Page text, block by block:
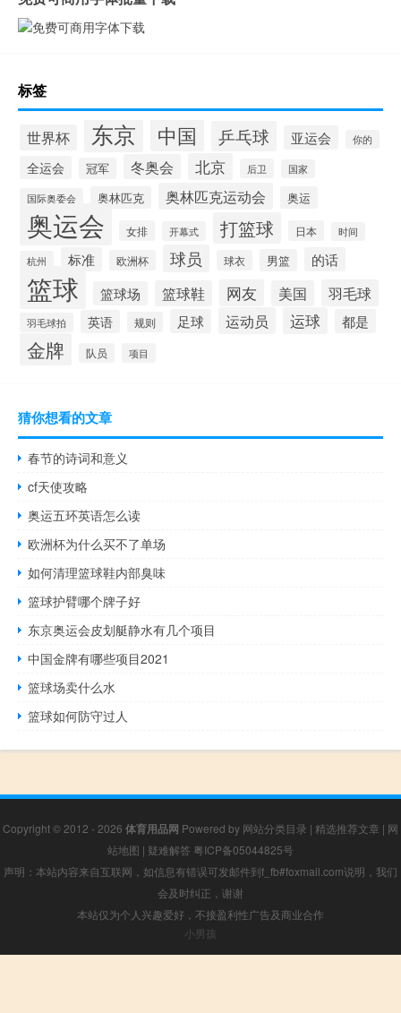
标签
世界杯 东京 中国 乒乓球 亚运会 你的
全运会 冠军 冬奥会 北京 后卫 国家
国际奥委会 奥林匹克 奥林匹克运动会 奥运
奥运会 女排 开幕式 打篮球 日本 时间
杭州 标准 欧洲杯 球员 球衣 男篮 的话
篮球 篮球场 篮球鞋 网友 美国 羽毛球
羽毛球拍 英语 规则 足球 运动员 运球 都是
金牌 队员 项目
猜你想看的文章
春节的诗词和意义
cf天使攻略
奥运五环英语怎么读
欧洲杯为什么买不了单场
如何清理篮球鞋内部臭味
篮球护臂哪个牌子好
东京奥运会皮划艇静水有几个项目
中国金牌有哪些项目2021
篮球场卖什么水
篮球如何防守过人
Copyright © 2012 - 2026 体育用品网 Powered by 网站分类目录 | 精选推荐文章 | 网
站地图 | 疑难解答 粤ICP备05044825号
声明：本站内容来自互联网，如信息有错误可发邮件到f_fb#foxmail.com说明，我们
会及时纠正，谢谢
本站仅为个人兴趣爱好，不接盈利性广告及商业合作
小男孩